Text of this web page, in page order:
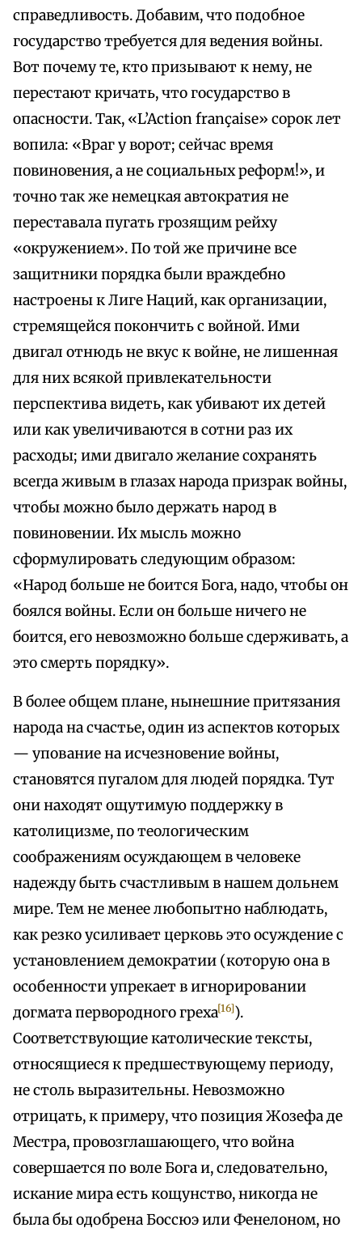
справедливость. Добавим, что подобное
государство требуется для ведения войны.
Вот почему те, кто призывают к нему, не
перестают кричать, что государство в
опасности. Так, «L’Action française» сорок лет
вопила: «Враг у ворот; сейчас время
повиновения, а не социальных реформ!», и
точно так же немецкая автократия не
переставала пугать грозящим рейху
«окружением». По той же причине все
защитники порядка были враждебно
настроены к Лиге Наций, как организации,
стремящейся покончить с войной. Ими
двигал отнюдь не вкус к войне, не лишенная
для них всякой привлекательности
перспектива видеть, как убивают их детей
или как увеличиваются в сотни раз их
расходы; ими двигало желание сохранять
всегда живым в глазах народа призрак войны,
чтобы можно было держать народ в
повиновении. Их мысль можно
сформулировать следующим образом:
«Народ больше не боится Бога, надо, чтобы он
боялся войны. Если он больше ничего не
боится, его невозможно больше сдерживать, а
это смерть порядку».
В более общем плане, нынешние притязания
народа на счастье, один из аспектов которых
— упование на исчезновение войны,
становятся пугалом для людей порядка. Тут
они находят ощутимую поддержку в
католицизме, по теологическим
соображениям осуждающем в человеке
надежду быть счастливым в нашем дольнем
мире. Тем не менее любопытно наблюдать,
как резко усиливает церковь это осуждение с
установлением демократии (которую она в
особенности упрекает в игнорировании
догмата первородного греха[16]).
Соответствующие католические тексты,
относящиеся к предшествующему периоду,
не столь выразительны. Невозможно
отрицать, к примеру, что позиция Жозефа де
Местра, провозглашающего, что война
совершается по воле Бога и, следовательно,
искание мира есть кощунство, никогда не
была бы одобрена Боссюэ или Фенелоном, но